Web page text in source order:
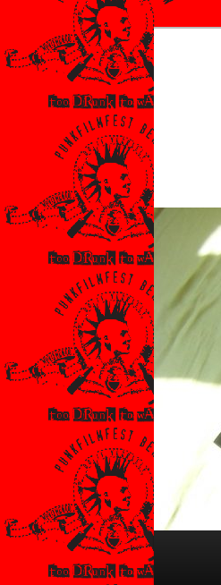
primären
springen
sekundären
springen